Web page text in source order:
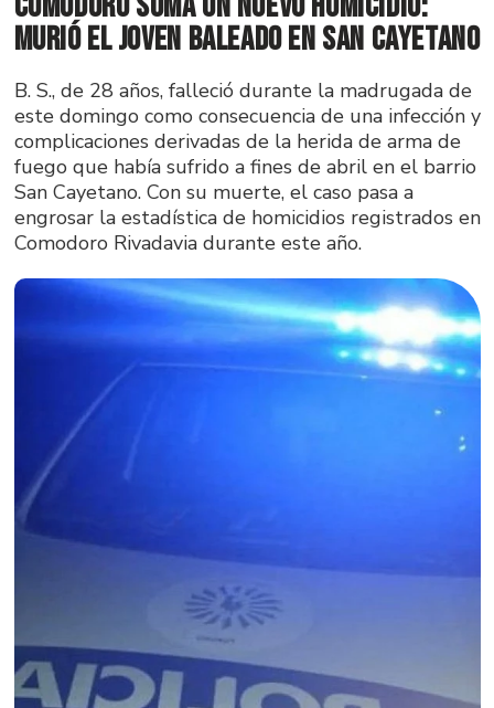
murió el joven baleado en San Cayetano
B. S., de 28 años, falleció durante la madrugada de
este domingo como consecuencia de una infección y
complicaciones derivadas de la herida de arma de
fuego que había sufrido a fines de abril en el barrio
San Cayetano. Con su muerte, el caso pasa a
engrosar la estadística de homicidios registrados en
Comodoro Rivadavia durante este año.